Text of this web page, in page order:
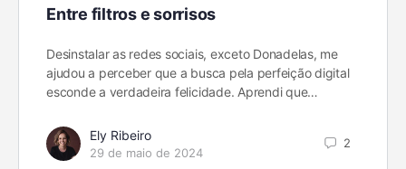
Entre filtros e sorrisos
Desinstalar as redes sociais, exceto Donadelas, me
ajudou a perceber que a busca pela perfeição digital
esconde a verdadeira felicidade. Aprendi que…
Ely Ribeiro
29 de maio de 2024
2